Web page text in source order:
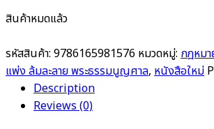
สินค้าหมดแล้ว
รหัสสินค้า: 9786165981576 หมวดหมู่: กฎหม
แพ่ง ล้มละลาย พระธรรมนูญศาล, หนังสือใหม่
Description
Reviews (0)